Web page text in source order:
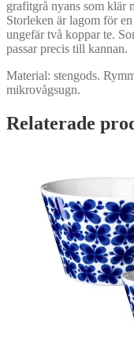
grafitgrå nyans som klär
Storleken är lagom för
ungefär två koppar te.
passar precis till kannan.
Material: stengods.
mikrovågsugn.
Relaterade